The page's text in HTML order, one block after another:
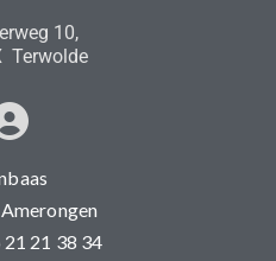
10,
Terwolde
21 38 34